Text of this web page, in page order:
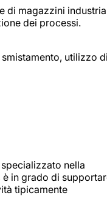
di magazzini
dei processi.
utilizzo
nella
in grado di
tipicamente